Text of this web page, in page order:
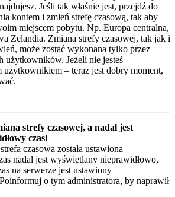
Jeśli tak właśnie jest, przejdź do
kontem i zmień strefę czasową, tak aby
miejscem pobytu. Np. Europa centralna,
Zelandia. Zmiana strefy czasowej, tak jak i
może zostać wykonana tylko przez
użytkowników. Jeżeli nie jesteś
użytkownikiem – teraz jest dobry moment,
strefy czasowej, a nadal jest
czas!
czasowa została ustawiona
nadal jest wyświetlany nieprawidłowo,
na serwerze jest ustawiony
o tym administratora, by naprawił